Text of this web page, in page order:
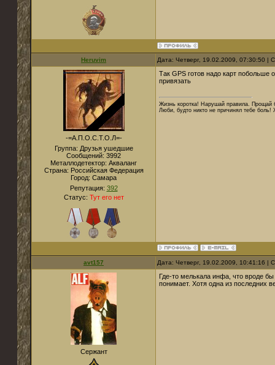
Heruvim Дата: Четверг, 19.02.2009, 07:30:50 |
-=А.П.О.С.Т.О.Л=-
Группа: Друзья ушедшие
Сообщений: 3992
Металлодетектор: Акваланг
Страна: Российская Федерация
Город: Самара
Репутация: 392
Статус: Тут его нет
Так GPS готов надо карт побольше
привязать
Жизнь коротка! Нарушай правила. Прощай
Люби, будто никто не причинял тебе
avt157 Дата: Четверг, 19.02.2009, 10:41:16 |
Сержант
Где-то мелькала инфа, что вроде
понимает. Хотя одна из последних